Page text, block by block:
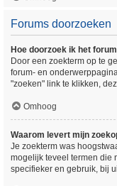
Forums doorzoeken
Hoe doorzoek ik het
Door een zoekterm op te
forum- en
"zoeken" link te klikken,
Omhoog
Waarom levert mijn
Je zoekterm was
mogelijk teveel termen die
specifieker en gebruik, bij